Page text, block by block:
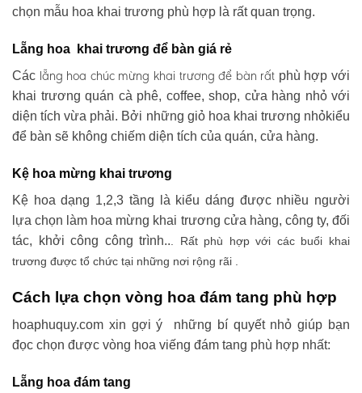
chọn mẫu hoa khai trương phù hợp là rất quan trọng.
Lẵng hoa khai trương để bàn giá rẻ
Các lẵng hoa chúc mừng khai trương để bàn rất phù hợp với
khai trương quán cà phê, coffee, shop, cửa hàng nhỏ với
diện tích vừa phải. Bởi những giỏ hoa khai trương nhỏkiểu
để bàn sẽ không chiếm diện tích của quán, cửa hàng.
Kệ hoa mừng khai trương
Kệ hoa dạng 1,2,3 tầng là kiểu dáng được nhiều người
lựa chọn làm hoa mừng khai trương cửa hàng, công ty, đối
tác, khởi công công trình.. . Rất phù hợp với các buổi khai
trương được tổ chức tại những nơi rộng rãi .
Cách lựa chọn vòng hoa đám tang phù hợp
hoaphuquy.com xin gợi ý những bí quyết nhỏ giúp bạn
đọc chọn được vòng hoa viếng đám tang phù hợp nhất:
Lẵng hoa đám tang